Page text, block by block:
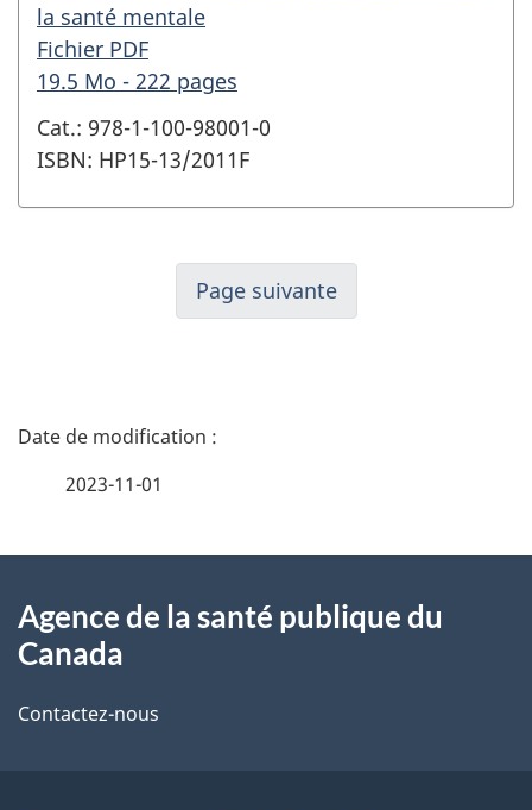
la santé mentale
Fichier PDF
19.5 Mo - 222 pages
Cat.: 978-1-100-98001-0
ISBN: HP15-13/2011F
Page suivante
D
i
s
2023-11-01
propos
ce
Agence de la santé publique du
Canada
Contactez-nous